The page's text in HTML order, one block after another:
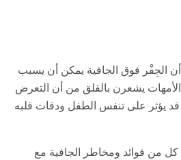
الجِفْر فوق الجافية يمكن أن يسبب
يشعرن بالقلق من أن التعرض
قد يؤثر على تنفس الطفل ودقات قلبه
من فوائد ومخاطر الجافية مع